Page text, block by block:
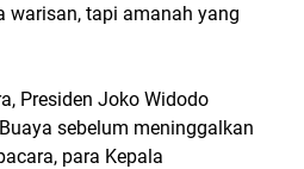
warisan, tapi amanah yang
Presiden Joko Widodo
sebelum meninggalkan
para Kepala